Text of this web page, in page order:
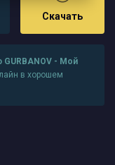
Скачать
GURBANOV - Мой
в хорошем